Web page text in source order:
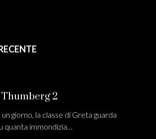
2
un giorno, la classe di Greta guarda
quanta immondizia…